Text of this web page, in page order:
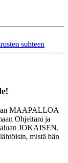
suhteen
MAAPALLOA
Ohjeitani ja
JOKAISEN,
mistä hän